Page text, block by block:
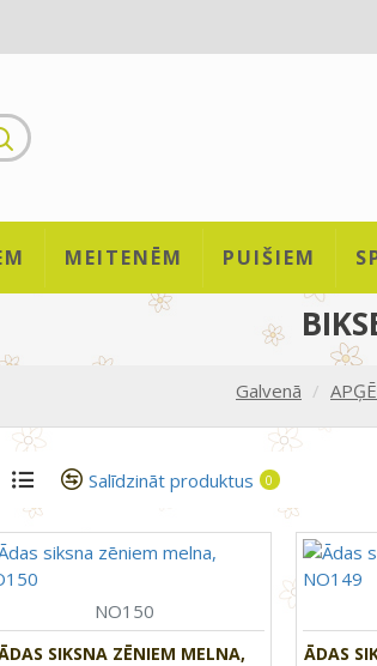
MEITENĒM PUIŠIEM
Galvenā
Salīdzināt produktus 0
NO150
SIKSNA ZĒNIEM MELNA,
ĀDAS